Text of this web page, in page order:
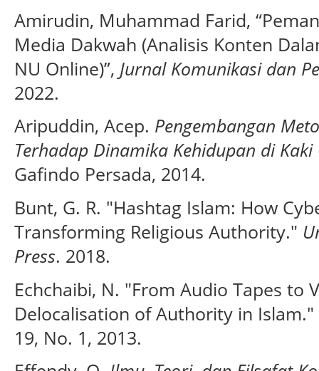
Amirudin, Muhammad Farid,
Media Dakwah (Analisis Konten
NU Online)”, Jurnal Komunikasi dan
2022.
Aripuddin, Acep. Pengembangan
Terhadap Dinamika Kehidupan di Kaki
Gafindo Persada, 2014.
Bunt, G. R. "Hashtag Islam: How
Transforming Religious Authority."
Press. 2018.
Echchaibi, N. "From Audio Tapes to
Delocalisation of Authority in Islam."
19, No. 1, 2013.